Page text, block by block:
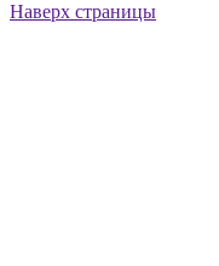
Наверх страницы